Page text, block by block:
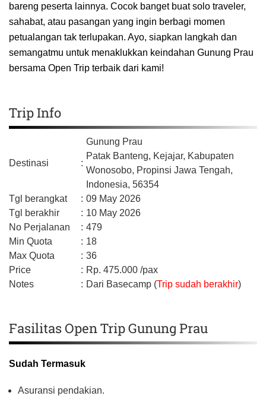
bareng peserta lainnya. Cocok banget buat solo traveler,
sahabat, atau pasangan yang ingin berbagi momen
petualangan tak terlupakan. Ayo, siapkan langkah dan
semangatmu untuk menaklukkan keindahan Gunung Prau
bersama Open Trip terbaik dari kami!
Trip Info
Destinasi :
Gunung Prau
Patak Banteng, Kejajar, Kabupaten
Wonosobo, Propinsi Jawa Tengah,
Indonesia, 56354
Tgl berangkat
: 09 May 2026
Tgl berakhir
: 10 May 2026
No Perjalanan
: 479
Min Quota
: 18
Max Quota
: 36
Price
: Rp. 475.000 /pax
Notes
: Dari Basecamp (Trip sudah berakhir)
Fasilitas Open Trip Gunung Prau
Sudah Termasuk
Asuransi pendakian.